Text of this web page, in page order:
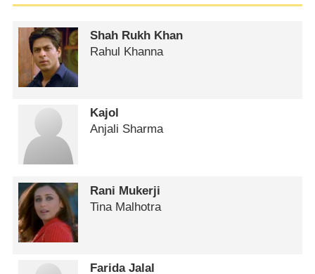
Shah Rukh Khan
Rahul Khanna
Kajol
Anjali Sharma
Rani Mukerji
Tina Malhotra
Farida Jalal